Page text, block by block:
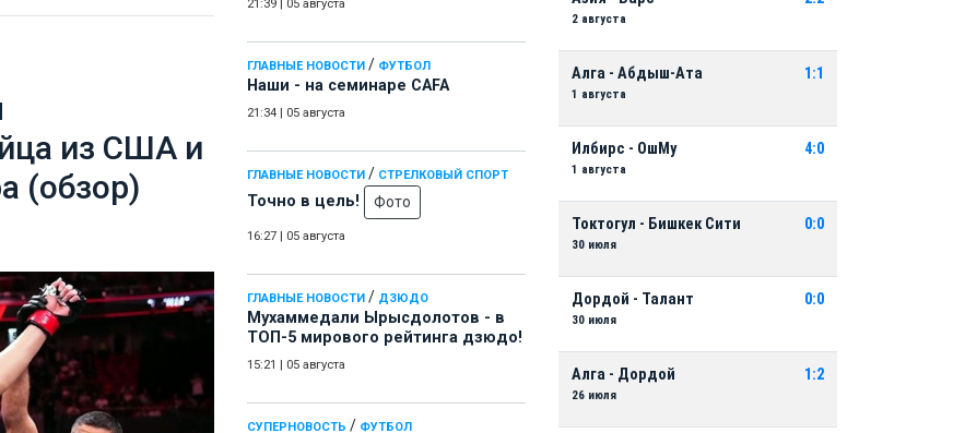
21:39 05 августа
ГЛАВНЫЕ НОВОСТИ / ФУТБОЛ
Наши - на семинаре СAFA
21:34 05 августа
ГЛАВНЫЕ НОВОСТИ / СТРЕЛКОВЫЙ СПОРТ
Точно в цель! Фото
16:27 05 августа
ГЛАВНЫЕ НОВОСТИ / ДЗЮДО
Мухаммедали Ырысдолотов - в
ТОП-5 мирового рейтинга дзюдо!
15:21 05 августа
СУПЕРНОВОСТЬ / ФУТБОЛ
из США и
(обзор)
2 августа
Алга - Абдыш-Ата
1 августа
1:1
Илбирс - ОшМу
1 августа
4:0
Токтогул - Бишкек Сити
30 июля
0:0
Дордой - Талант
30 июля
0:0
Алга - Дордой
26 июля
1:2